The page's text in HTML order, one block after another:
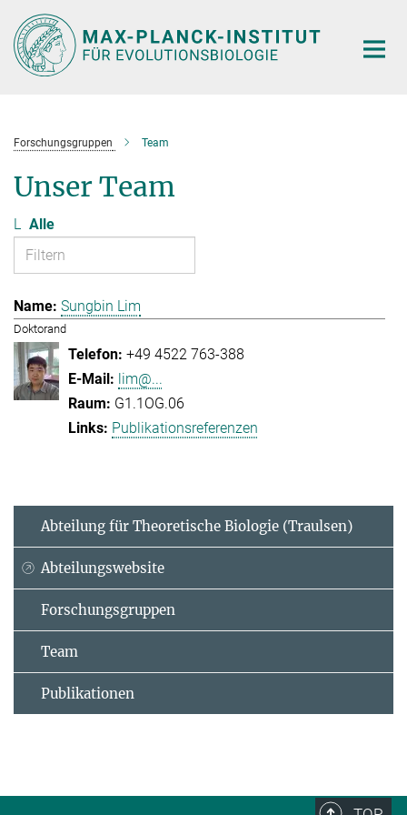
Hauptinhalt
Forschungsgruppen Team
Unser Team
L Alle
Sungbin Lim
Doktorand
+49 4522 763-388
lim@...
G1.1OG.06
Publikationsreferenzen
Abteilung für Theoretische Biologie (Traulsen)
Abteilungswebsite
Forschungsgruppen
Team
Publikationen